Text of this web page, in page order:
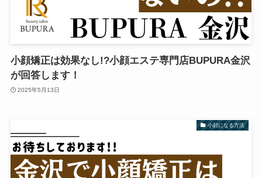
小顔矯正は効果なし!?小顔エステ専門店BUPURA金沢
が回答します！
2025年5月13日
小顔になる方法